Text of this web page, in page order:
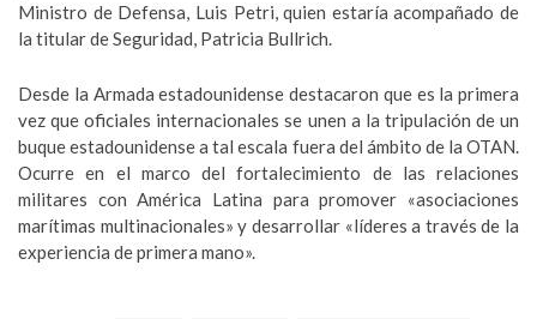
Ministro de Defensa, Luis Petri, quien estaría acompañado de
la titular de Seguridad, Patricia Bullrich.
Desde la Armada estadounidense destacaron que es la primera
vez que oficiales internacionales se unen a la tripulación de un
buque estadounidense a tal escala fuera del ámbito de la OTAN.
Ocurre en el marco del fortalecimiento de las relaciones
militares con América Latina para promover «asociaciones
marítimas multinacionales» y desarrollar «líderes a través de la
experiencia de primera mano».